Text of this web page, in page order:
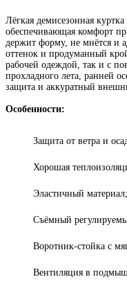
Лёгкая демисезонная
обеспечивающая комфорт
держит форму, не мнётся и
оттенок и продуманный
рабочей одеждой, так и с
прохладного лета, ранней
защита и аккуратный
Особенности:
Защита от ветра и
Хорошая
Эластичный материал;
Съёмный
Воротник-стойка с
Вентиляция в